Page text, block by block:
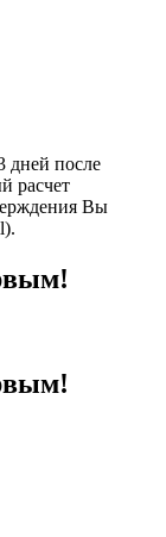
дней после
расчет
Вы